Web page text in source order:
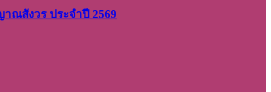
ณสังวร ประจำปี 2569